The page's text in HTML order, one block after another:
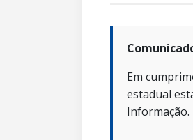
Em
estadual
Informação.